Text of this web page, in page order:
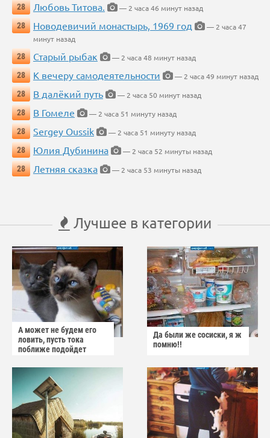
28
Любовь Титова.
— 2 часа 46 минут назад
28
Новодевичий монастырь, 1969 год
— 2 часа 47
минут назад
28
Старый рыбак
— 2 часа 48 минут назад
28
К вечеру самодеятельности
— 2 часа 49 минут назад
28
В далёкий путь
— 2 часа 50 минут назад
28
В Гомеле
— 2 часа 51 минуту назад
28
Sergey Oussik
— 2 часа 51 минуту назад
28
Юлия Дубинина
— 2 часа 52 минуты назад
28
Летняя сказка — 2 часа 53 минуты назад
Лучшее в категории
А может не будем его
ловить, пусть тока
поближе подойдет
Да были же сосиски, я ж
помню!!